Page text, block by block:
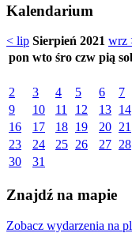
Kalendarium
< lip Sierpień 2021 wrz
pon wto śro czw pią
2
3 4 5 6 7
9
10 11 12 13 14
16
17 18 19 20 21
23
24 25 26 27 28
30
31
Znajdź na mapie
Zobacz wydarzenia na